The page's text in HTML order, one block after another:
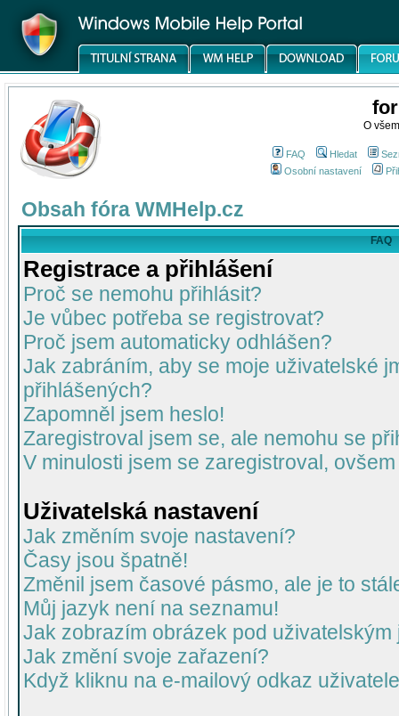
O
FAQ Hledat
Osobní nastavení
Obsah fóra WMHelp.cz
FAQ
Registrace a přihlášení
Proč se nemohu přihlásit?
Je vůbec potřeba se registrovat?
Proč jsem automaticky odhlášen?
Jak zabráním, aby se moje uživatelské
přihlášených?
Zapomněl jsem heslo!
Zaregistroval jsem se, ale nemohu se
V minulosti jsem se zaregistroval,
Uživatelská nastavení
Jak změním svoje nastavení?
Časy jsou špatně!
Změnil jsem časové pásmo, ale je to
Můj jazyk není na seznamu!
Jak zobrazím obrázek pod uživatelským
Jak změní svoje zařazení?
Když kliknu na e-mailový odkaz